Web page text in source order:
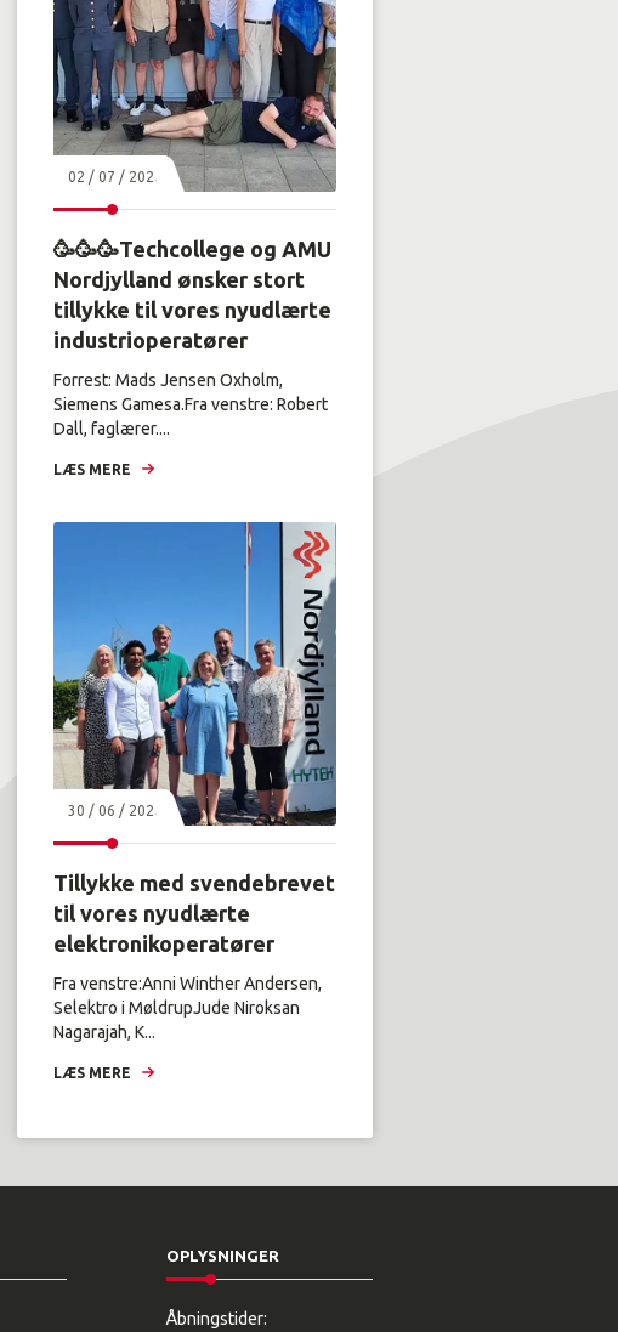
02 / 07 / 2026
🥳🥳🥳Techcollege og AMU
Nordjylland ønsker stort
tillykke til vores nyudlærte
industrioperatører
Forrest: Mads Jensen Oxholm,
Siemens Gamesa.Fra venstre: Robert
Dall, faglærer....
LÆS MERE
30 / 06 / 2026
Tillykke med svendebrevet
til vores nyudlærte
elektronikoperatører
Fra venstre:Anni Winther Andersen,
Selektro i MøldrupJude Niroksan
Nagarajah, K...
LÆS MERE
OPLYSNINGER
Åbningstider: